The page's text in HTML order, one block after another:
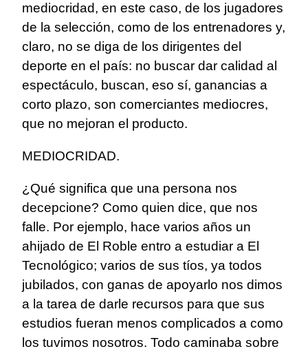
mediocridad, en este caso, de los jugadores
de la selección, como de los entrenadores y,
claro, no se diga de los dirigentes del
deporte en el país: no buscar dar calidad al
espectáculo, buscan, eso sí, ganancias a
corto plazo, son comerciantes mediocres,
que no mejoran el producto.
MEDIOCRIDAD.
¿Qué significa que una persona nos
decepcione? Como quien dice, que nos
falle. Por ejemplo, hace varios años un
ahijado de El Roble entro a estudiar a El
Tecnológico; varios de sus tíos, ya todos
jubilados, con ganas de apoyarlo nos dimos
a la tarea de darle recursos para que sus
estudios fueran menos complicados a como
los tuvimos nosotros. Todo caminaba sobre